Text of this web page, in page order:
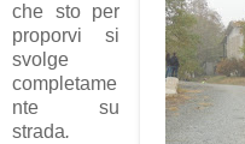
che sto per
proporvi si
svolge
completame
nte su
strada.